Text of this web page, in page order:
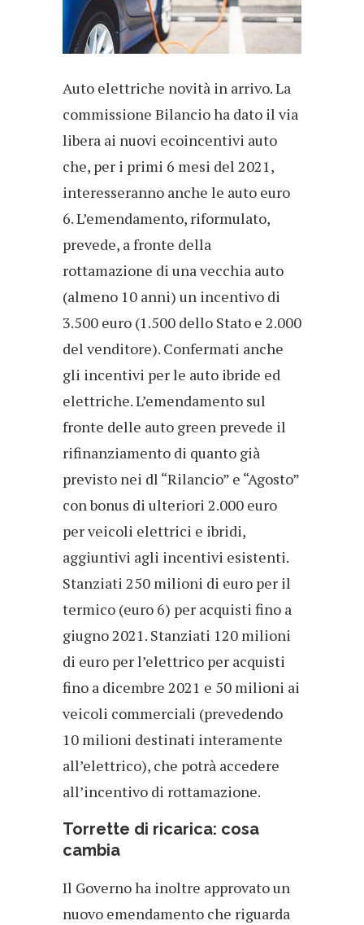
Auto elettriche novità in arrivo. La
commissione Bilancio ha dato il via
libera ai nuovi ecoincentivi auto
che, per i primi 6 mesi del 2021,
interesseranno anche le auto euro
6. L’emendamento, riformulato,
prevede, a fronte della
rottamazione di una vecchia auto
(almeno 10 anni) un incentivo di
3.500 euro (1.500 dello Stato e 2.000
del venditore). Confermati anche
gli incentivi per le auto ibride ed
elettriche. L’emendamento sul
fronte delle auto green prevede il
rifinanziamento di quanto già
previsto nei dl “Rilancio” e “Agosto”
con bonus di ulteriori 2.000 euro
per veicoli elettrici e ibridi,
aggiuntivi agli incentivi esistenti.
Stanziati 250 milioni di euro per il
termico (euro 6) per acquisti fino a
giugno 2021. Stanziati 120 milioni
di euro per l’elettrico per acquisti
fino a dicembre 2021 e 50 milioni ai
veicoli commerciali (prevedendo
10 milioni destinati interamente
all’elettrico), che potrà accedere
all’incentivo di rottamazione.
Torrette di ricarica: cosa
cambia
Il Governo ha inoltre approvato un
nuovo emendamento che riguarda